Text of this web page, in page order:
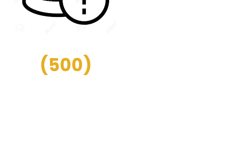
(500)